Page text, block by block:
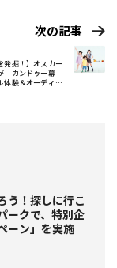
次の記事
発掘！】オスカー
「カンドゥー幕
体験＆オーディシ
う！探しに行こ
ークで、特別企
ーン」を実施